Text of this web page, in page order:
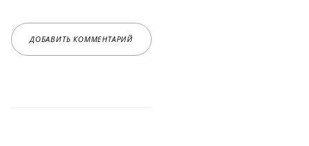
ДОБАВИТЬ КОММЕНТАРИЙ